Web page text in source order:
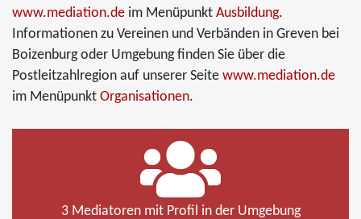
www.mediation.de im Menüpunkt Ausbildung.
Informationen zu Vereinen und Verbänden in Greven bei
Boizenburg oder Umgebung finden Sie über die
Postleitzahlregion auf unserer Seite www.mediation.de
im Menüpunkt Organisationen.
3 Mediatoren mit Profil in der Umgebung